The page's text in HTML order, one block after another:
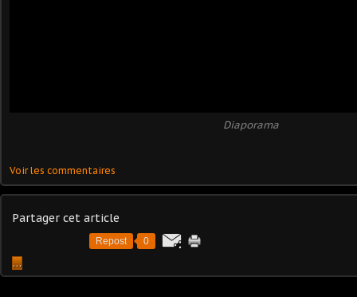
Diaporama
Voir les commentaires
Partager cet article
Repost 0
…